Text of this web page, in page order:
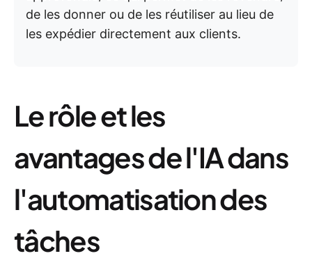
de les donner ou de les réutiliser au lieu de
les expédier directement aux clients.
Le rôle et les
avantages de l'IA dans
l'automatisation des
tâches